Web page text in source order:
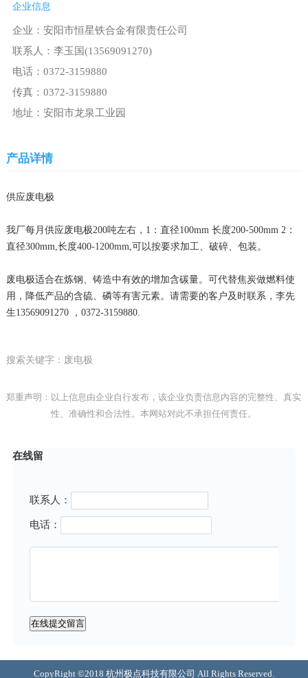
企业信息
企业：安阳市恒星铁合金有限责任公司
联系人：李玉国(13569091270)
电话：0372-3159880
传真：0372-3159880
地址：安阳市龙泉工业园
产品详情
供应废电极
我厂每月供应废电极200吨左右，1：直径100mm 长度200-500mm 2：
直径300mm,长度400-1200mm,可以按要求加工、破碎、包装。
废电极适合在炼钢、铸造中有效的增加含碳量。可代替焦炭做燃料使
用，降低产品的含硫、磷等有害元素。请需要的客户及时联系，李先
生13569091270 ，0372-3159880.
搜索关键字：废电极
郑重声明：以上信息由企业自行发布，该企业负责信息内容的完整性、真实
性、准确性和合法性。本网站对此不承担任何责任。
在线留
联系人：
电话：
CopyRight ©2018 杭州极点科技有限公司 All Rights Reserved.